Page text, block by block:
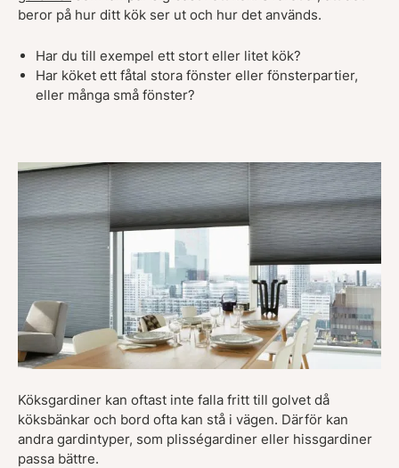
beror på hur ditt kök ser ut och hur det används.
Har du till exempel ett stort eller litet kök?
Har köket ett fåtal stora fönster eller fönsterpartier,
eller många små fönster?
Köksgardiner kan oftast inte falla fritt till golvet då
köksbänkar och bord ofta kan stå i vägen. Därför kan
andra gardintyper, som plisségardiner eller hissgardiner
passa bättre.